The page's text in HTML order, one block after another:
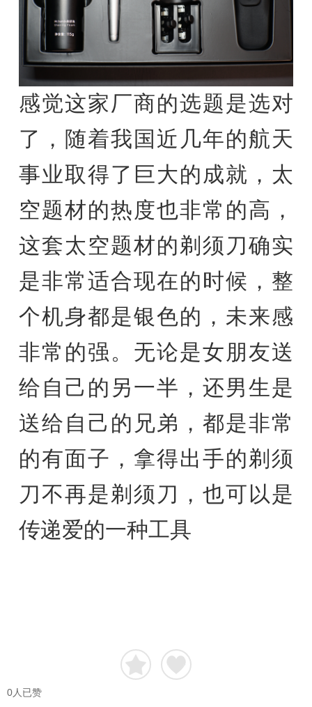
感觉这家厂商的选题是选对
了，随着我国近几年的航天
事业取得了巨大的成就，太
空题材的热度也非常的高，
这套太空题材的剃须刀确实
是非常适合现在的时候，整
个机身都是银色的，未来感
非常的强。无论是女朋友送
给自己的另一半，还男生是
送给自己的兄弟，都是非常
的有面子，拿得出手的剃须
刀不再是剃须刀，也可以是
传递爱的一种工具
0人已赞